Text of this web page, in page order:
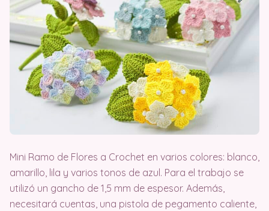
Mini Ramo de Flores a Crochet en varios colores: blanco,
amarillo, lila y varios tonos de azul. Para el trabajo se
utilizó un gancho de 1,5 mm de espesor. Además,
necesitará cuentas, una pistola de pegamento caliente,